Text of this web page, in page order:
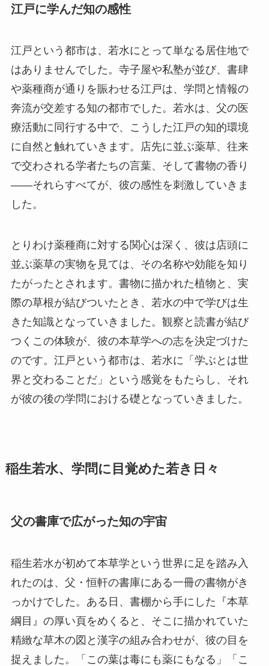
江戸に学んだ知の感性
江戸という都市は、若水にとって単なる居住地で
はありませんでした。寺子屋や私塾が並び、書肆
や薬種商が通りを賑わせる江戸は、学問と情報の
奔流が交差する知の都市でした。若水は、父の医
療活動に同行する中で、こうした江戸の知的環境
に自然と触れていきます。店先に並ぶ薬草、往来
で交わされる学者たちの言葉、そして書物の香り
――それらすべてが、彼の感性を刺激していきま
した。
とりわけ薬種商に対する関心は深く、彼は店頭に
並ぶ薬草の実物を見ては、その名称や効能を知り
たがったとされます。書物に描かれた植物と、実
際の草根が結びついたとき、若水の中で学びは生
きた知識となっていきました。観察と読書が結び
つくこの体験が、彼の本草学への志を決定づけた
のです。江戸という都市は、若水に「学ぶとは世
界と交わることだ」という感覚をもたらし、それ
が彼の後の学問における礎となっていきました。
稲生若水、学問に目覚めた若き日々
父の書庫で広がった知の宇宙
稲生若水が初めて本草学という世界に足を踏み入
れたのは、父・恒軒の書庫にある一冊の書物がき
っかけでした。ある日、書棚から手にした『本草
綱目』の厚い頁をめくると、そこに描かれていた
精緻な草木の図と漢字の組み合わせが、彼の目を
捉えました。「この葉は毒にも薬にもなる」「こ